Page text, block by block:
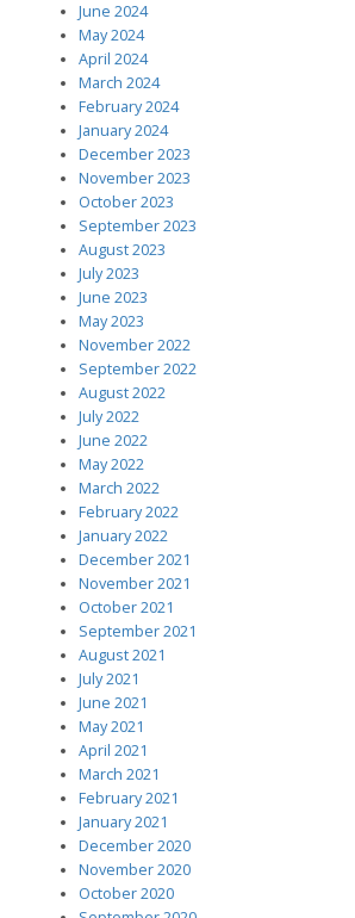
June 2024
May 2024
April 2024
March 2024
February 2024
January 2024
December 2023
November 2023
October 2023
September 2023
August 2023
July 2023
June 2023
May 2023
November 2022
September 2022
August 2022
July 2022
June 2022
May 2022
March 2022
February 2022
January 2022
December 2021
November 2021
October 2021
September 2021
August 2021
July 2021
June 2021
May 2021
April 2021
March 2021
February 2021
January 2021
December 2020
November 2020
October 2020